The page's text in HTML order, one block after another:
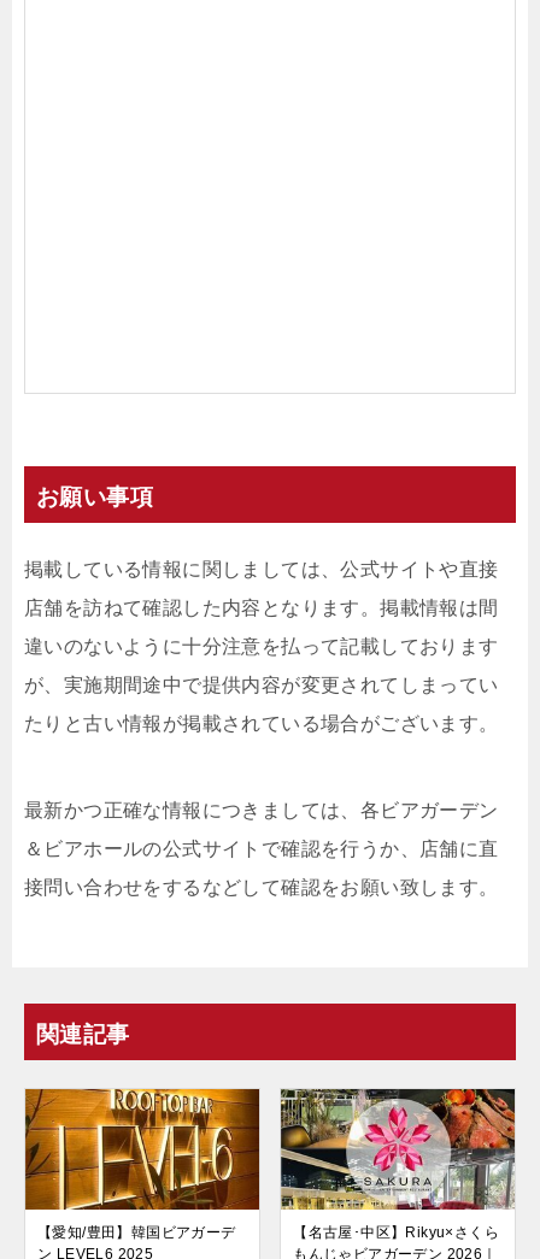
お願い事項
掲載している情報に関しましては、公式サイトや直接
店舗を訪ねて確認した内容となります。掲載情報は間
違いのないように十分注意を払って記載しております
が、実施期間途中で提供内容が変更されてしまってい
たりと古い情報が掲載されている場合がございます。
最新かつ正確な情報につきましては、各ビアガーデン
＆ビアホールの公式サイトで確認を行うか、店舗に直
接問い合わせをするなどして確認をお願い致します。
関連記事
【愛知/豊田】韓国ビアガーデ
ン LEVEL6 2025
【名古屋･中区】Rikyu×さくら
もんじゃビアガーデン 2026｜